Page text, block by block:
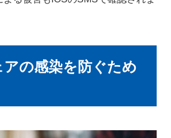
の感染を防ぐため